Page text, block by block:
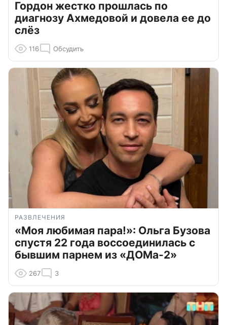
Гордон жестко прошлась по
диагнозу Ахмедовой и довела ее до
слёз
116 Обсудить
РАЗВЛЕЧЕНИЯ
«Моя любимая пара!»: Ольга Бузова
спустя 22 года воссоединилась с
бывшим парнем из «ДОМа-2»
267 3